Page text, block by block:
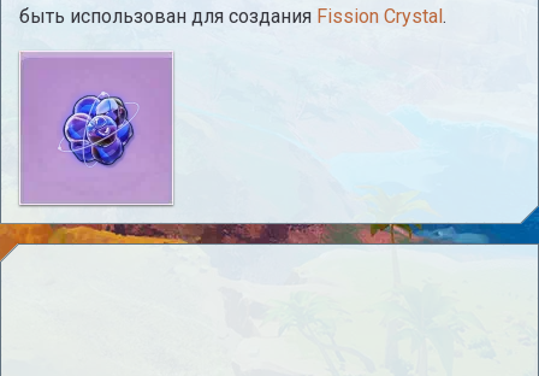
быть использован для создания Fission Crystal.